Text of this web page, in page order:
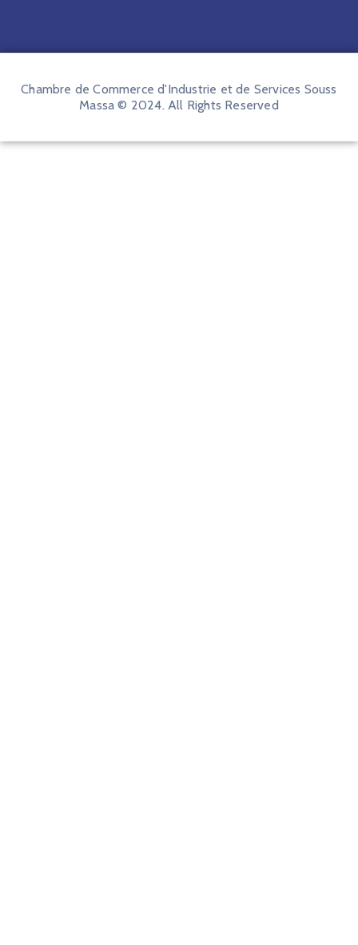
Chambre de Commerce d'Industrie et de Services Souss
Massa © 2024. All Rights Reserved